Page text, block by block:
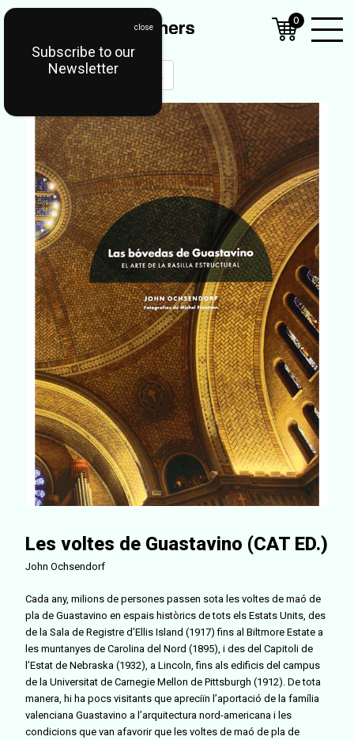
Menu
Les voltes de Guastavino (CAT ED.)
John Ochsendorf
Cada any, milions de persones passen sota les voltes de maó de
pla de Guastavino en espais històrics de tots els Estats Units, des
de la Sala de Registre d’Ellis Island (1917) fins al Biltmore Estate a
les muntanyes de Carolina del Nord (1895), i des del Capitoli de
l’Estat de Nebraska (1932), a Lincoln, fins als edificis del campus
de la Universitat de Carnegie Mellon de Pittsburgh (1912). De tota
manera, hi ha pocs visitants que apreciïn l’aportació de la família
valenciana Guastavino a l’arquitectura nord-americana i les
condicions que van afavorir que les voltes de maó de pla de
0
Subscribe to our
Newsletter